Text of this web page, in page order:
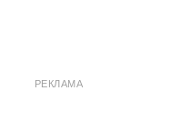
РЕКЛАМА